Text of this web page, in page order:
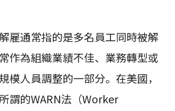
雇通常指的是多名員工同時被解
作為組織業績不佳、業務轉型或
模人員調整的一部分。在美國，
謂的WARN法（Worker